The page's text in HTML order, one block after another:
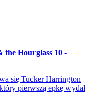
Hourglass 10 -
się Tucker Harrington
pierwszą epkę wydał